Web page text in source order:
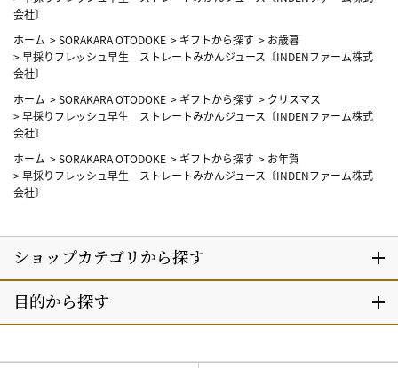
会社〕
ホーム >SORAKARA OTODOKE > ギフトから探す > お歳暮
>早採りフレッシュ早生 ストレートみかんジュース〔INDENファーム株式
会社〕
ホーム >SORAKARA OTODOKE > ギフトから探す > クリスマス
>早採りフレッシュ早生 ストレートみかんジュース〔INDENファーム株式
会社〕
ホーム >SORAKARA OTODOKE > ギフトから探す > お年賀
>早採りフレッシュ早生 ストレートみかんジュース〔INDENファーム株式
会社〕